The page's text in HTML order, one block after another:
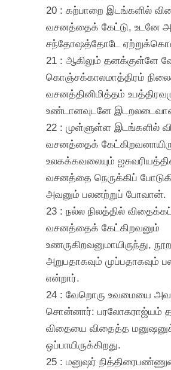
20 : கற்பாறை இடங்களில்
வசனத்தைக் கேட்டு, உடனே
சந்தோஷத்தோடே
21 : ஆகிலும் தனக்குள்ளே
கொஞ்சக்காலமாத்திரம்
வசனத்தினிமித்தம்
உண்டானவுடனே
22 : முள்ளுள்ள இடங்களில்
வசனத்தைக்
உலகக்கவலையும்
வசனத்தை நெருக்கிப்
அவனும் பலனற்றுப் போவான்.
23 : நல்ல நிலத்தில்
வசனத்தைக் கேட்கிறவனும்
உணருகிறவனுமாயிருந்து,
அறுபதாகவும் முப்பதாகவும்
என்றார்.
24 : வேறொரு உவமையை
சொன்னார்: பரலோகராஜ்யம்
விதையை விதைத்த
ஒப்பாயிருக்கிறது.
25 : மனுஷர்